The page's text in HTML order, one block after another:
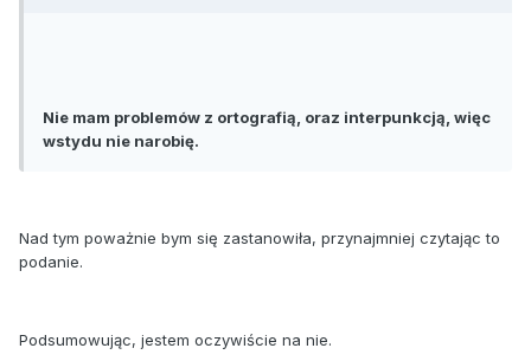
Nie mam problemów z ortografią, oraz interpunkcją, więc
wstydu nie narobię.
Nad tym poważnie bym się zastanowiła, przynajmniej czytając to
podanie.
Podsumowując, jestem oczywiście na nie.